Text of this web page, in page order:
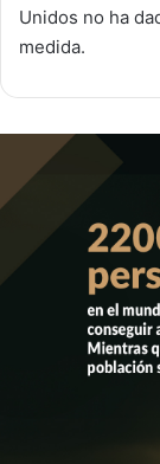
Unidos no ha
medida.